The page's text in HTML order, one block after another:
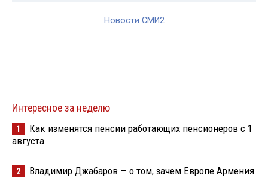
Новости СМИ2
Интересное за неделю
1
Как изменятся пенсии работающих пенсионеров с 1
августа
2 Владимир Джабаров — о том, зачем Европе Армения